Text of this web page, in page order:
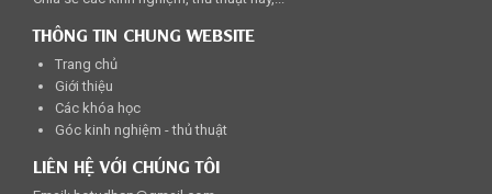
THÔNG TIN CHUNG WEBSITE
Trang chủ
Giới thiệu
Các khóa học
Góc kinh nghiệm - thủ thuật
LIÊN HỆ VỚI CHÚNG TÔI